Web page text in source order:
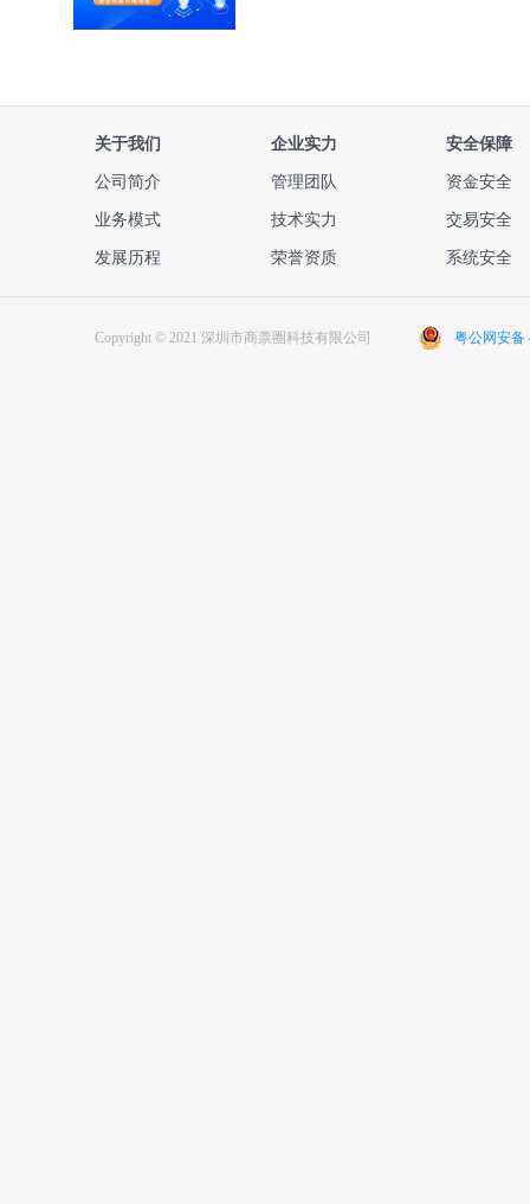
关于我们
公司简介
业务模式
发展历程
企业实力
管理团队
技术实力
荣誉资质
安全保障
资金安全
交易安全
系统安全
Copyright © 2021 深圳市商票圈科技有限公司 粤公网安备